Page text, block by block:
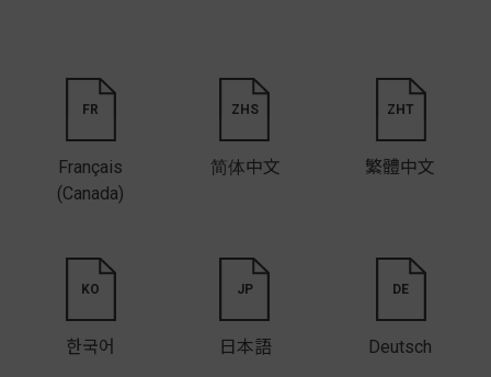
FR
Français
(Canada)
ZHS
简体中文
ZHT
繁體中文
KO
한국어
JP
日本語
DE
Deutsch